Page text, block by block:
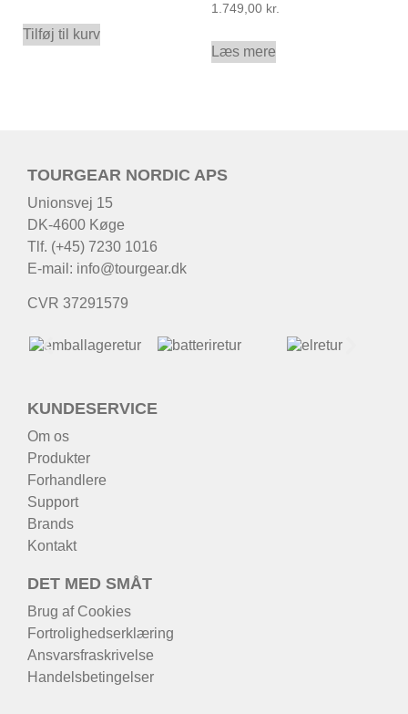
Tilføj til kurv
1.749,00 kr.
Læs mere
TOURGEAR NORDIC APS
Unionsvej 15
DK-4600 Køge
Tlf. (+45) 7230 1016
E-mail: info@tourgear.dk
CVR 37291579
KUNDESERVICE
Om os
Produkter
Forhandlere
Support
Brands
Kontakt
DET MED SMÅT
Brug af Cookies
Fortrolighedserklæring
Ansvarsfraskrivelse
Handelsbetingelser